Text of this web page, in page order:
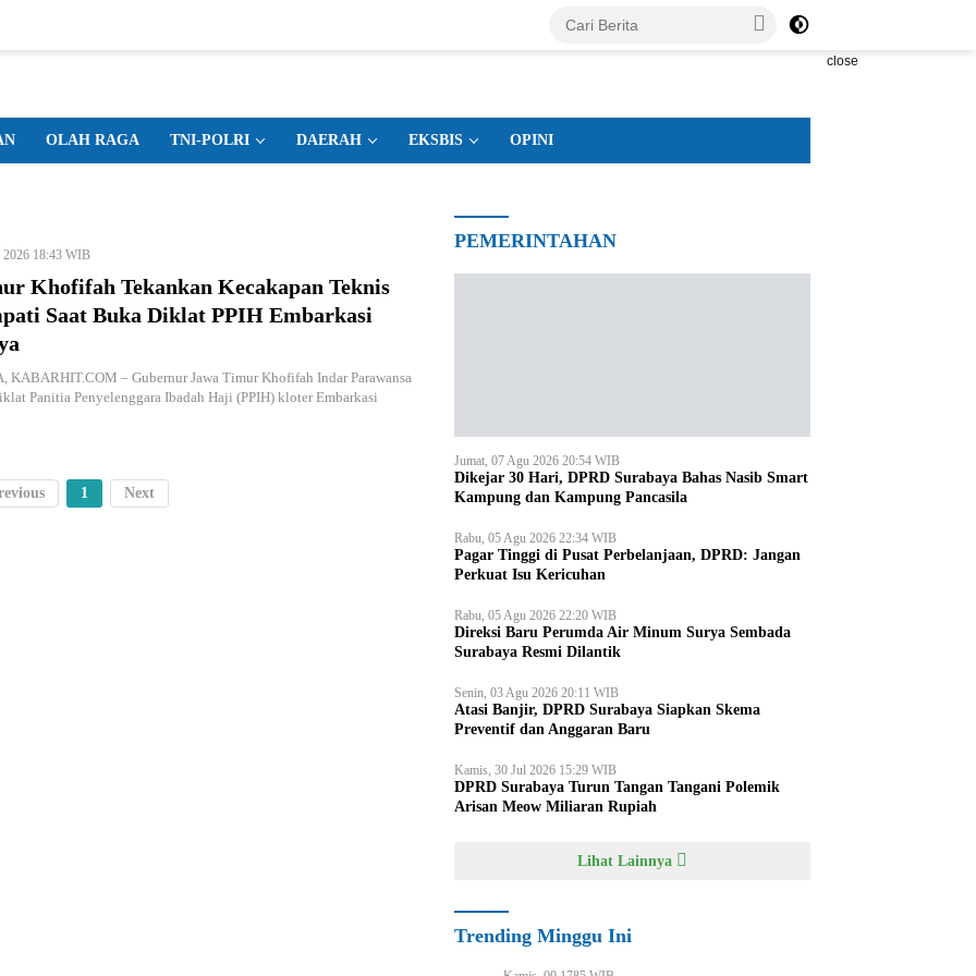
close
OLAH RAGA TNI-POLRI DAERAH EKSBIS OPINI
2026 18:43 WIB
Khofifah Tekankan Kecakapan Teknis
Saat Buka Diklat PPIH Embarkasi
KABARHIT.COM – Gubernur Jawa Timur Khofifah Indar Parawansa
Panitia Penyelenggara Ibadah Haji (PPIH) kloter Embarkasi
1 Next
PEMERINTAHAN
Jumat, 07 Agu 2026 20:54 WIB
Dikejar 30 Hari, DPRD Surabaya Bahas Nasib Smart
Kampung dan Kampung Pancasila
Rabu, 05 Agu 2026 22:34 WIB
Pagar Tinggi di Pusat Perbelanjaan, DPRD: Jangan
Perkuat Isu Kericuhan
Rabu, 05 Agu 2026 22:20 WIB
Direksi Baru Perumda Air Minum Surya Sembada
Surabaya Resmi Dilantik
Senin, 03 Agu 2026 20:11 WIB
Atasi Banjir, DPRD Surabaya Siapkan Skema
Preventif dan Anggaran Baru
Kamis, 30 Jul 2026 15:29 WIB
DPRD Surabaya Turun Tangan Tangani Polemik
Arisan Meow Miliaran Rupiah
Lihat Lainnya
Trending Minggu Ini